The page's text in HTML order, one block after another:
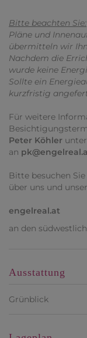
Bitte beachten Sie:
Pläne und
übermitteln wir
Nachdem die
wurde keine
Sollte ein
kurzfristig
Für weitere
Peter Köhler unter
an
Bitte besuchen Sie
über uns und
engelreal.at
an den
Ausstattung
Grünblick